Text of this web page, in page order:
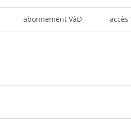
abonnement VàD accès